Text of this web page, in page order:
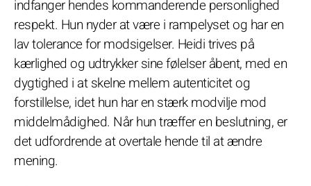
indfanger hendes kommanderende personlighed
respekt. Hun nyder at være i rampelyset og har en
lav tolerance for modsigelser. Heidi trives på
kærlighed og udtrykker sine følelser åbent, med en
dygtighed i at skelne mellem autenticitet og
forstillelse, idet hun har en stærk modvilje mod
middelmådighed. Når hun træffer en beslutning, er
det udfordrende at overtale hende til at ændre
mening.